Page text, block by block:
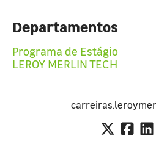
Departamentos
Programa de Estágio
LEROY MERLIN TECH